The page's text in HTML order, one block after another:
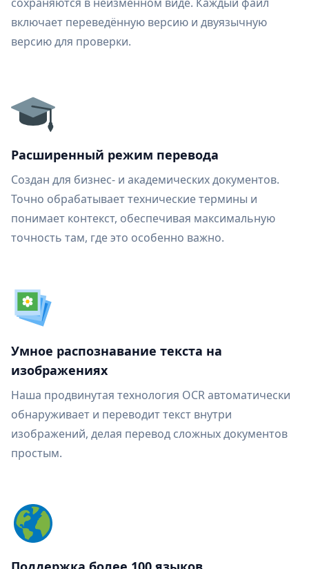
включает переведённую версию и двуязычную
версию для проверки.
Расширенный режим перевода
Создан для бизнес- и академических документов.
Точно обрабатывает технические термины и
понимает контекст, обеспечивая максимальную
точность там, где это особенно важно.
Умное распознавание текста на
изображениях
Наша продвинутая технология OCR автоматически
обнаруживает и переводит текст внутри
изображений, делая перевод сложных документов
простым.